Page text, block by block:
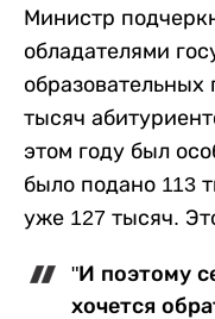
Министр
обладателями
образовательных
тысяч
этом году был
было подано 113
уже 127 тысяч.
"И поэтому
хочется